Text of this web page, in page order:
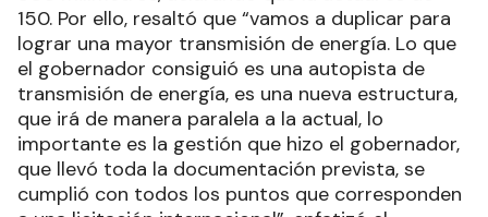
150. Por ello, resaltó que “vamos a duplicar para
lograr una mayor transmisión de energía. Lo que
el gobernador consiguió es una autopista de
transmisión de energía, es una nueva estructura,
que irá de manera paralela a la actual, lo
importante es la gestión que hizo el gobernador,
que llevó toda la documentación prevista, se
cumplió con todos los puntos que corresponden